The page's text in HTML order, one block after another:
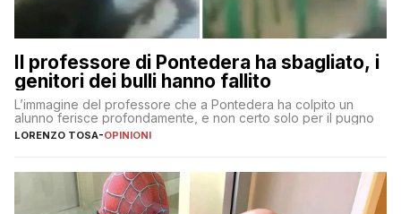
Il professore di Pontedera ha sbagliato, i
genitori dei bulli hanno fallito
L’immagine del professore che a Pontedera ha colpito un
alunno ferisce profondamente, e non certo solo per il pugno
LORENZO TOSA-OPINIONI